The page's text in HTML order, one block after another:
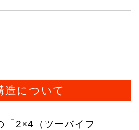
造について
「2×4（ツーバイフ